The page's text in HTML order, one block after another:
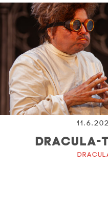
DRACULA-